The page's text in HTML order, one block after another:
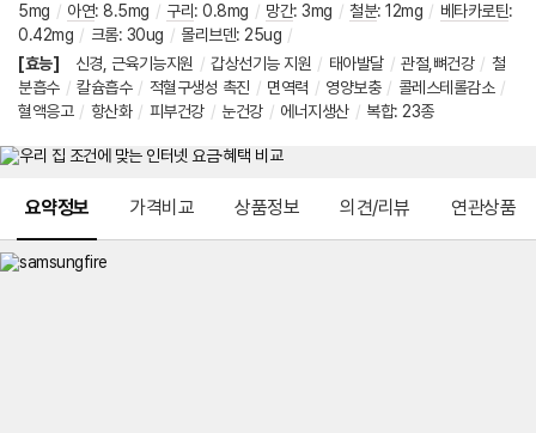
5mg / 아연: 8.5mg / 구리: 0.8mg / 망간: 3mg / 철분: 12mg / 베타카로틴:
0.42mg / 크롬: 30ug / 몰리브덴: 25ug /
[효능]
신경, 근육기능지원 / 갑상선기능 지원 / 태아발달 / 관절,뼈건강 / 철
분흡수 / 칼슘흡수 / 적혈구생성 촉진 / 면역력 / 영양보충 / 콜레스테롤감소 /
혈액응고 / 항산화 / 피부건강 / 눈건강 / 에너지생산 / 복합: 23종
요약정보 가격비교 상품정보 의견/리뷰 연관상품